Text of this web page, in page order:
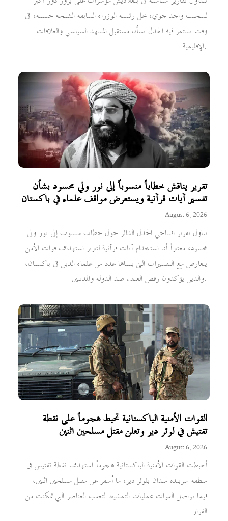
لسجيب واجد جوي، نجل رئيسة الوزراء السابقة الشيخة حسينة، في
وقت يستمر فيه الجدل بشأن مستقبل المشهد السياسي والعلاقات
الإقليمية.
تقرير يناقش خطاباً منسوباً إلى نور ولي محسود بشأن
تفسير آيات قرآنية ويستعرض مواقف علماء في باكستان
August 6, 2026
تناول تقرير افتتاحي الجدل الدائر حول خطاب منسوب إلى نور ولي
محسود، معتبراً أن استخدام آيات قرآنية لتبرير استهداف قوات الأمن
يتعارض مع التفسيرات التي يتبناها عدد من علماء الدين في باكستان،
والذين يؤكدون رفض العنف ضد الدولة والمدنيين.
القوات الأمنية الباكستانية تحبط هجوماً على نقطة
تفتيش في لوئر دير وتعلن مقتل مسلحين اثنين
August 6, 2026
أحبطت القوات الأمنية الباكستانية هجوماً استهدف نقطة تفتيش في
منطقة سربندة ميدان بلوئر دير، ما أسفر عن مقتل مسلحين اثنين،
فيما تواصل القوات عمليات التمشيط لتعقب العناصر التي تمكنت من
الفرار